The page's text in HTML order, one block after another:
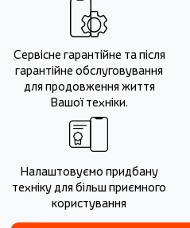
Сервісне гарантійне та після
гарантійне обслуговування
для продовження життя
Вашої техніки.
Налаштовуємо придбану
техніку для більш приємного
користування